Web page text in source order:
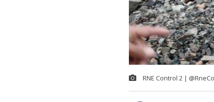
RNE Control 2 ‏|